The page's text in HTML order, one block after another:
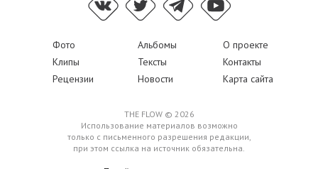
Фото Альбомы
О проекте
Клипы
Тексты
Контакты
Рецензии
Новости Карта сайта
THE FLOW © 2026
Использование материалов возможно
только с письменного разрешения редакции,
при этом ссылка на источник обязательна.